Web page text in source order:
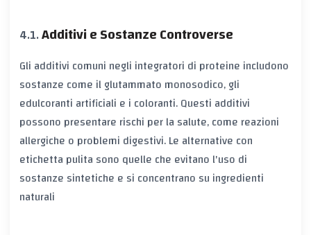
Additivi e Sostanze Controverse
Gli additivi comuni negli integratori di proteine includono
sostanze come il glutammato monosodico, gli
edulcoranti artificiali e i coloranti. Questi additivi
possono presentare rischi per la salute, come reazioni
allergiche o problemi digestivi. Le alternative con
etichetta pulita sono quelle che evitano l'uso di
sostanze sintetiche e si concentrano su ingredienti
naturali